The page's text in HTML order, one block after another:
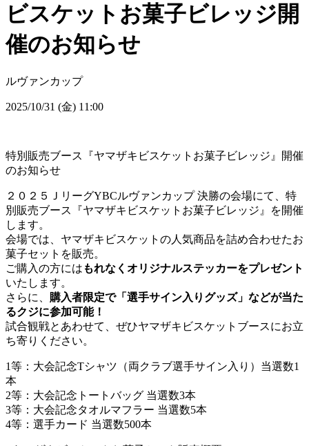
ビスケットお菓子ビレッジ開
催のお知らせ
ルヴァンカップ
2025/10/31 (金) 11:00
特別販売ブース『ヤマザキビスケットお菓子ビレッジ』開催
のお知らせ
２０２５ＪリーグYBCルヴァンカップ 決勝の会場にて、特
別販売ブース『ヤマザキビスケットお菓子ビレッジ』を開催
します。
会場では、ヤマザキビスケットの人気商品を詰め合わせたお
菓子セットを販売。
ご購入の方には もれなくオリジナルステッカーをプレゼント
いたします。
さらに、 購入者限定で「選手サイン入りグッズ」などが当た
るクジに参加可能！
試合観戦とあわせて、ぜひヤマザキビスケットブースにお立
ち寄りください。
1等：大会記念Tシャツ（両クラブ選手サイン入り）当選数1
本
2等：大会記念トートバッグ 当選数3本
3等：大会記念タオルマフラー 当選数5本
4等：選手カード 当選数500本